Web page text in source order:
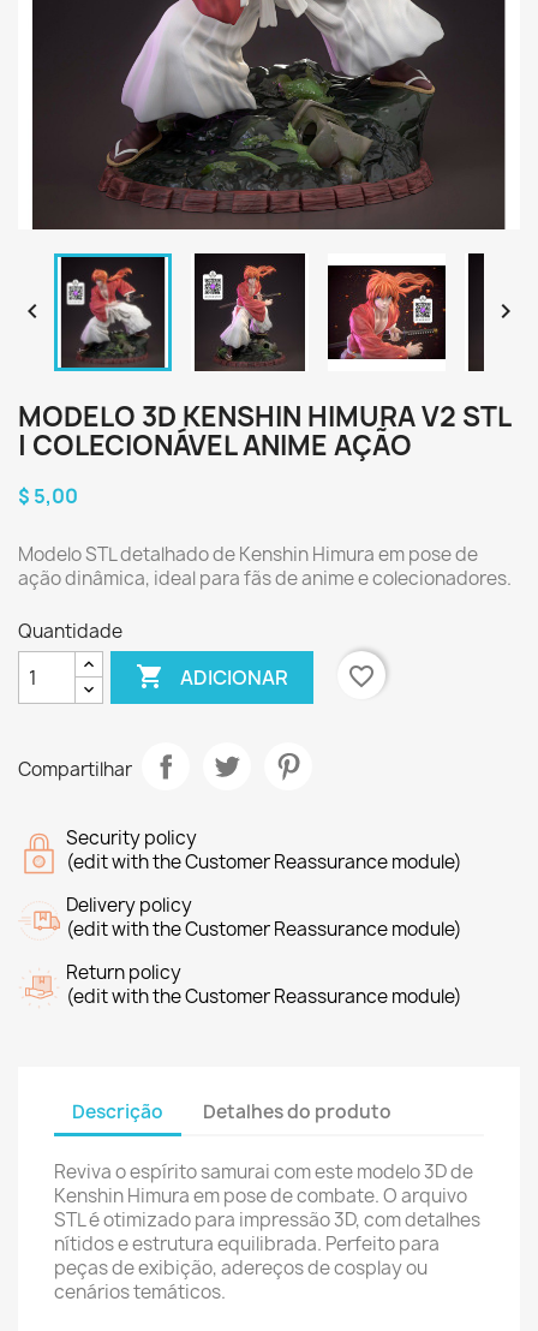
 
MODELO 3D KENSHIN HIMURA V2 STL
| COLECIONÁVEL ANIME AÇÃO
$ 5,00
Modelo STL detalhado de Kenshin Himura em pose de
ação dinâmica, ideal para fãs de anime e colecionadores.
Quantidade
 ADICIONAR favorite_border
Compartilhar
Security policy
(edit with the Customer Reassurance module)
Delivery policy
(edit with the Customer Reassurance module)
Return policy
(edit with the Customer Reassurance module)
Descrição Detalhes do produto
Reviva o espírito samurai com este modelo 3D de
Kenshin Himura em pose de combate. O arquivo
STL é otimizado para impressão 3D, com detalhes
nítidos e estrutura equilibrada. Perfeito para
peças de exibição, adereços de cosplay ou
cenários temáticos.